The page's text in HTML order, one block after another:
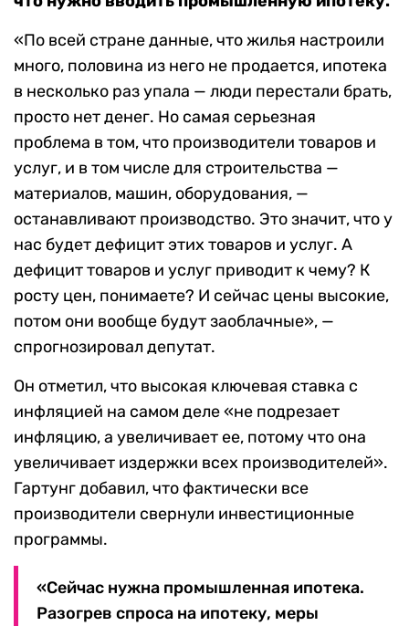
«По всей стране данные, что жилья настроили
много, половина из него не продается, ипотека
в несколько раз упала — люди перестали брать,
просто нет денег. Но самая серьезная
проблема в том, что производители товаров и
услуг, и в том числе для строительства —
материалов, машин, оборудования, —
останавливают производство. Это значит, что у
нас будет дефицит этих товаров и услуг. А
дефицит товаров и услуг приводит к чему? К
росту цен, понимаете? И сейчас цены высокие,
потом они вообще будут заоблачные», —
спрогнозировал депутат.
Он отметил, что высокая ключевая ставка с
инфляцией на самом деле «не подрезает
инфляцию, а увеличивает ее, потому что она
увеличивает издержки всех производителей».
Гартунг добавил, что фактически все
производители свернули инвестиционные
программы.
«Сейчас нужна промышленная ипотека.
Разогрев спроса на ипотеку, меры